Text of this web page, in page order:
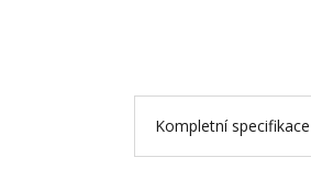
Kompletní specifikace